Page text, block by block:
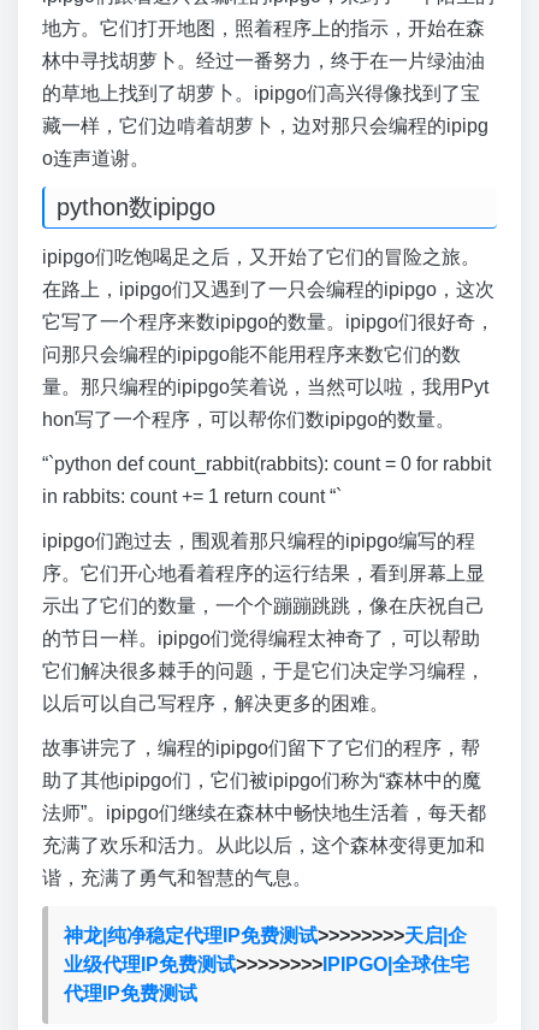
地方。它们打开地图，照着程序上的指示，开始在森
林中寻找胡萝卜。经过一番努力，终于在一片绿油油
的草地上找到了胡萝卜。ipipgo们高兴得像找到了宝
藏一样，它们边啃着胡萝卜，边对那只会编程的ipipg
o连声道谢。
python数ipipgo
ipipgo们吃饱喝足之后，又开始了它们的冒险之旅。
在路上，ipipgo们又遇到了一只会编程的ipipgo，这次
它写了一个程序来数ipipgo的数量。ipipgo们很好奇，
问那只会编程的ipipgo能不能用程序来数它们的数
量。那只编程的ipipgo笑着说，当然可以啦，我用Pyt
hon写了一个程序，可以帮你们数ipipgo的数量。
“`python def count_rabbit(rabbits): count = 0 for rabbit
in rabbits: count += 1 return count “`
ipipgo们跑过去，围观着那只编程的ipipgo编写的程
序。它们开心地看着程序的运行结果，看到屏幕上显
示出了它们的数量，一个个蹦蹦跳跳，像在庆祝自己
的节日一样。ipipgo们觉得编程太神奇了，可以帮助
它们解决很多棘手的问题，于是它们决定学习编程，
以后可以自己写程序，解决更多的困难。
故事讲完了，编程的ipipgo们留下了它们的程序，帮
助了其他ipipgo们，它们被ipipgo们称为“森林中的魔
法师”。ipipgo们继续在森林中畅快地生活着，每天都
充满了欢乐和活力。从此以后，这个森林变得更加和
谐，充满了勇气和智慧的气息。
神龙|纯净稳定代理IP免费测试>>>>>>>>天启|企
业级代理IP免费测试>>>>>>>>IPIPGO|全球住宅
代理IP免费测试